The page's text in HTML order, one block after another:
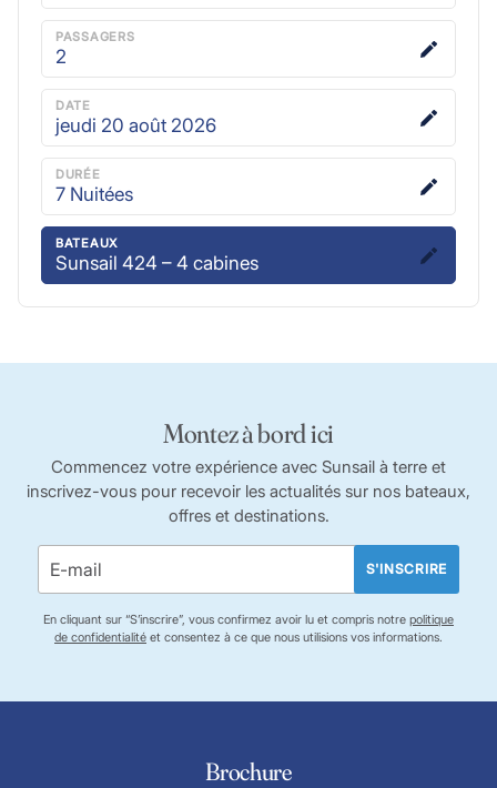
PASSAGERS
2
DATE
jeudi 20 août 2026
DURÉE
7Nuitées
BATEAUX
Sunsail 424 – 4 cabines
Montez à bord ici
Commencez votre expérience avec Sunsail à terre et
inscrivez-vous pour recevoir les actualités sur nos bateaux,
offres et destinations.
S'INSCRIRE
En cliquant sur “S’inscrire”, vous confirmez avoir lu et compris notre politique
de confidentialité et consentez à ce que nous utilisions vos informations.
Brochure